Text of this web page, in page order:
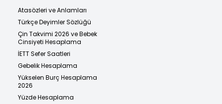
Atasözleri ve Anlamları
Türkçe Deyimler Sözlüğü
Çin Takvimi 2026 ve Bebek
Cinsiyeti Hesaplama
İETT Sefer Saatleri
Gebelik Hesaplama
Yükselen Burç Hesaplama
2026
Yüzde Hesaplama